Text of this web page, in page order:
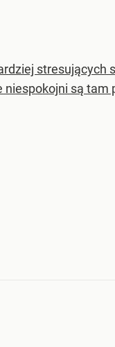
stresujących
są tam